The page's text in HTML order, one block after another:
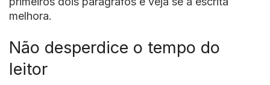
melhora.
Não desperdice o tempo do
leitor